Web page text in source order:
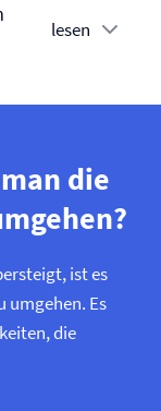
lesen
die
ist es
umgehen. Es
die